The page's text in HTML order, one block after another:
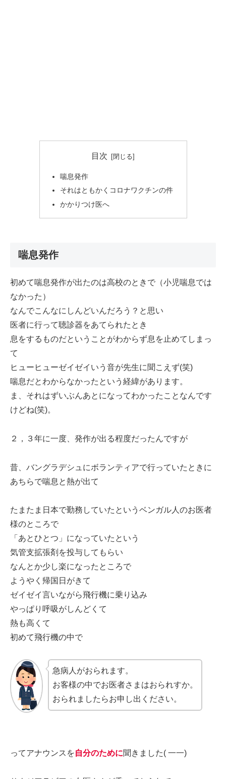
目次
喘息発作
それはともかくコロナワクチンの件
かかりつけ医へ
喘息発作
初めて喘息発作が出たのは高校のときで（小児喘息では
なかった）
なんでこんなにしんどいんだろう？と思い
医者に行って聴診器をあてられたとき
息をするものだということがわからず息を止めてしまっ
て
ヒューヒューゼイゼイいう音が先生に聞こえず(笑)
喘息だとわからなかったという経緯があります。
ま、それはずいぶんあとになってわかったことなんです
けどね(笑)。
２，３年に一度、発作が出る程度だったんですが
昔、バングラデシュにボランティアで行っていたときに
あちらで喘息と熱が出て
たまたま日本で勤務していたというベンガル人のお医者
様のところで
「あとひとつ」になっていたという
気管支拡張剤を投与してもらい
なんとか少し楽になったところで
ようやく帰国日がきて
ゼイゼイ言いながら飛行機に乗り込み
やっぱり呼吸がしんどくて
熱も高くて
初めて飛行機の中で
急病人がおられます。
お客様の中でお医者さまはおられすか。
おられましたらお申し出ください。
ってアナウンスを自分のために聞きました( 一一)